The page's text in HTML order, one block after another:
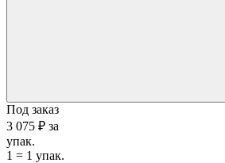
Под заказ
3 075 ₽ за
упак.
1 = 1 упак.